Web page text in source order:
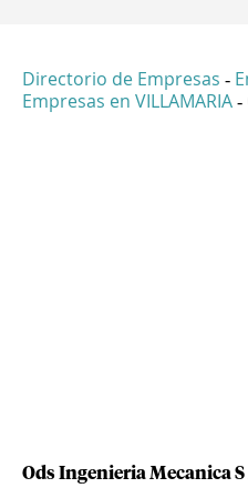
Directorio de Empresas -
Empresas en VILLAMARIA -
Ods Ingenieria Mecanica S